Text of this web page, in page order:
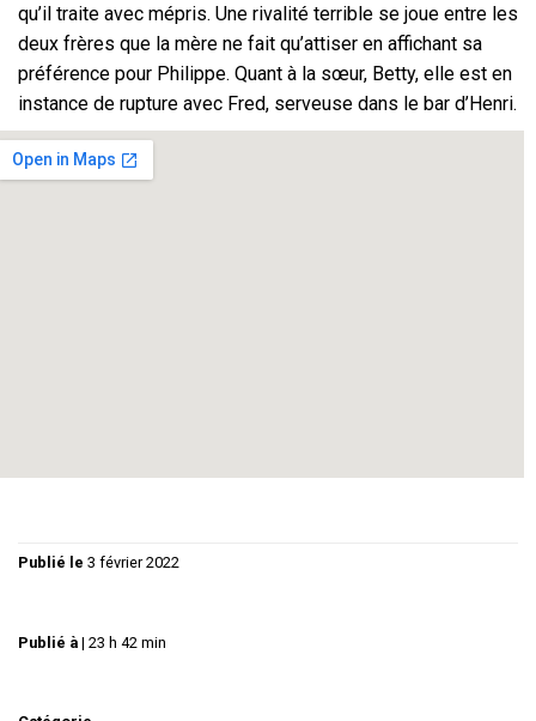
qu’il traite avec mépris. Une rivalité terrible se joue entre les
deux frères que la mère ne fait qu’attiser en affichant sa
préférence pour Philippe. Quant à la sœur, Betty, elle est en
instance de rupture avec Fred, serveuse dans le bar d’Henri.
Comédie grinçante – Tout public
Publié le 3 février 2022
Publié à | 23 h 42 min